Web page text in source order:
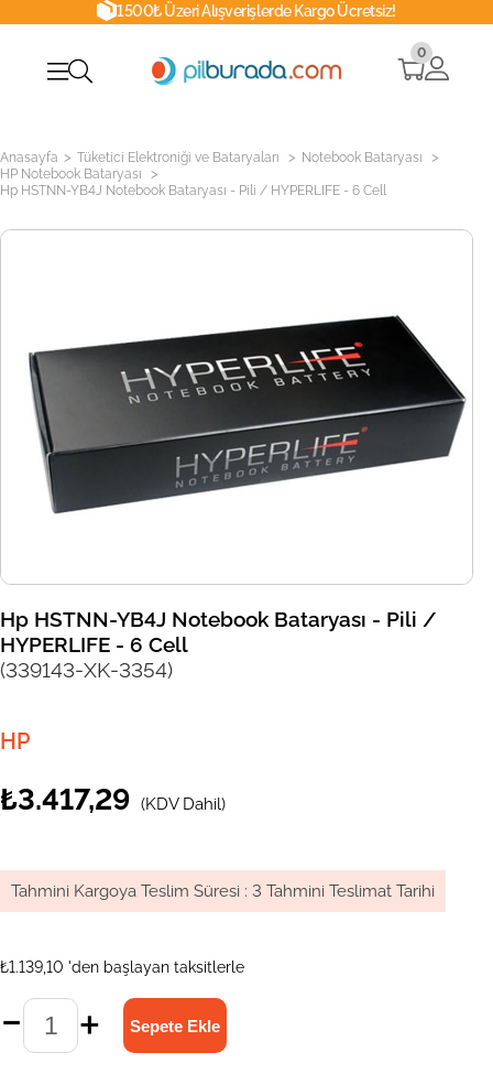
1500₺ Üzeri Alışverişlerde Kargo Ücretsiz!
0
Anasayfa > Tüketici Elektroniği ve Bataryaları > Notebook Bataryası >
HP Notebook Bataryası >
Hp HSTNN-YB4J Notebook Bataryası - Pili / HYPERLIFE - 6 Cell
Hp HSTNN-YB4J Notebook Bataryası - Pili /
HYPERLIFE - 6 Cell
(339143-XK-3354)
HP
₺3.417,29 (KDV Dahil)
Tahmini Kargoya Teslim Süresi : 3 Tahmini Teslimat Tarihi
₺1.139,10 'den başlayan taksitlerle